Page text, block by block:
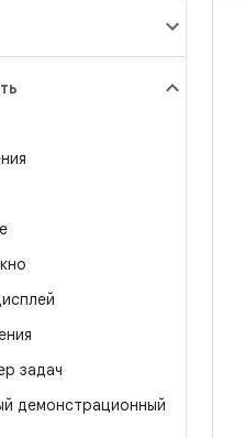
задач
демонстрационный